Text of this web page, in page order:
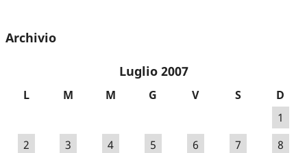
Archivio
Luglio 2007
L M M G V S
D
1
2
3 4 5 6 7
8